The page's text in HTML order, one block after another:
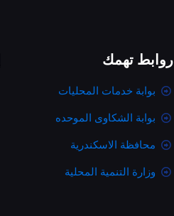
روابط تهمك
بوابة خدمات المحليات
بوابة الشكاوى الموحده
محافظة الاسكندرية
وزارة التنمية المحلية